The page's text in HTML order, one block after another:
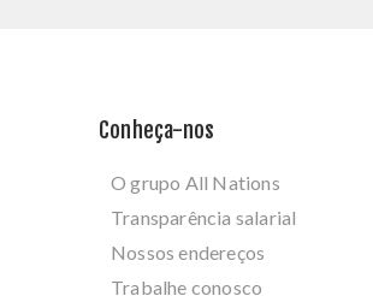
Conheça-nos
O grupo All Nations
Transparência salarial
Nossos endereços
Trabalhe conosco